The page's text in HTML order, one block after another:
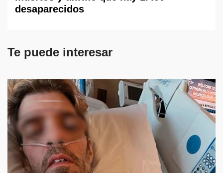
desaparecidos
Te puede interesar